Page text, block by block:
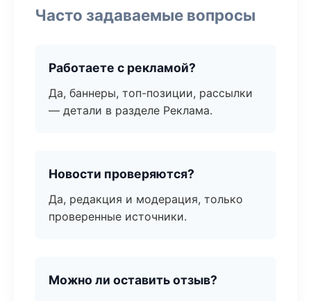
Часто задаваемые вопросы
Работаете с рекламой?
Да, баннеры, топ-позиции, рассылки
— детали в разделе Реклама.
Новости проверяются?
Да, редакция и модерация, только
проверенные источники.
Можно ли оставить отзыв?